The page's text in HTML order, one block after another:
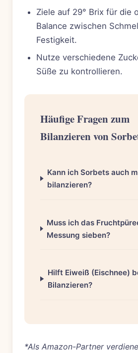
Ziele auf 29° Brix für die
Balance zwischen
Festigkeit.
Nutze verschiedene
Süße zu kontrollieren.
Häufige Fragen zum
Bilanzieren von
Kann ich Sorbets auch
bilanzieren?
Muss ich das
Messung sieben?
Hilft Eiweiß (Eischnee)
Bilanzieren?
*Als Amazon-Partner